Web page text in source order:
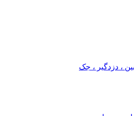
، دزدگیر ، جک